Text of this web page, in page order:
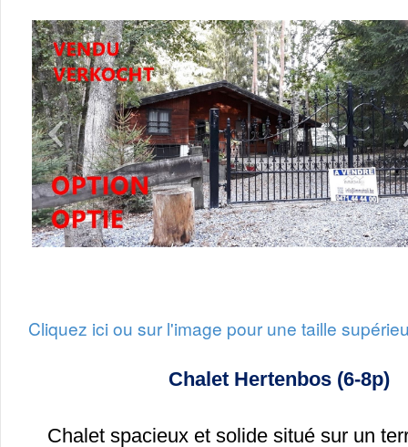
Cliquez ici ou sur l'image pour une taille
Chalet Hertenbos (6-8p)
Chalet spacieux et solide situé sur un